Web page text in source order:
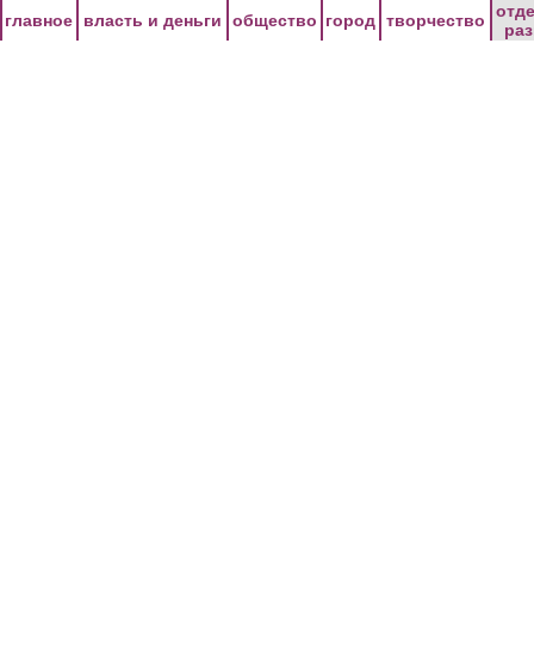
главное власть и деньги общество город творчество